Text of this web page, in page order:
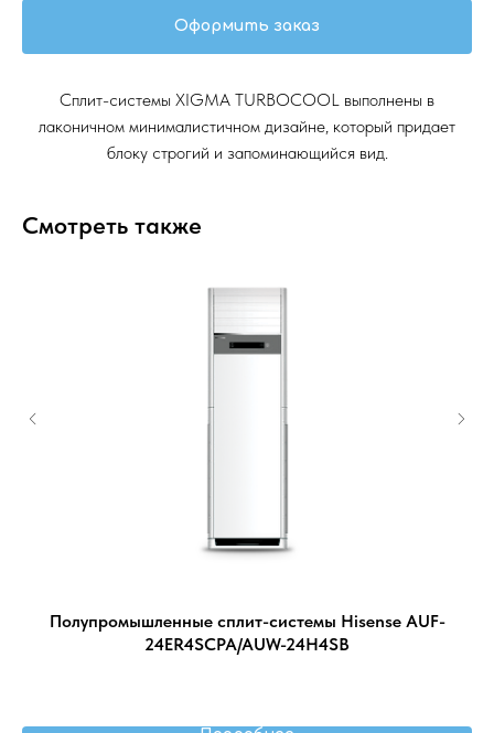
Оформить заказ
Сплит-системы XIGMA TURBOCOOL выполнены в
лаконичном минималистичном дизайне, который придает
блоку строгий и запоминающийся вид.
Смотреть также
Полупромышленные сплит-системы Hisense AUF-
24ER4SCPA/AUW-24H4SB